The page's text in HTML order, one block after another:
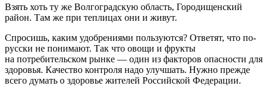
Взять хоть ту же Волгоградскую область, Городищенский
район. Там же при теплицах они и живут.
Спросишь, каким удобрениями пользуются? Ответят, что по-
русски не понимают. Так что овощи и фрукты
на потребительском рынке — один из факторов опасности для
здоровья. Качество контроля надо улучшать. Нужно прежде
всего думать о здоровье жителей Российской Федерации.